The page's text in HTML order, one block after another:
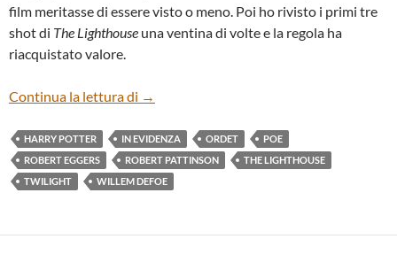
film meritasse di essere visto o meno. Poi ho rivisto i primi tre
shot di The Lighthouse una ventina di volte e la regola ha
riacquistato valore.
Continua la lettura di “THE LIGHTHOUSE” DI ROBERT
→
HARRY POTTER IN EVIDENZA ORDET
POE
ROBERT EGGERS
ROBERT PATTINSON
THE LIGHTHOUSE
TWILIGHT
WILLEM DEFOE